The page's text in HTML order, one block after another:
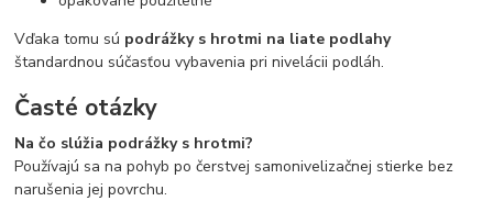
Vďaka tomu sú podrážky s hrotmi na liate podlahy
štandardnou súčasťou vybavenia pri nivelácii podláh.
Časté otázky
Na čo slúžia podrážky s hrotmi?
Používajú sa na pohyb po čerstvej samonivelizačnej stierke bez
narušenia jej povrchu.